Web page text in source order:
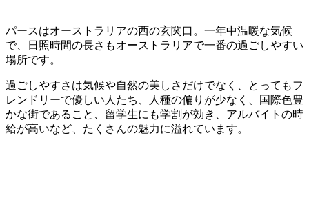
パースはオーストラリアの西の玄関口。一年中温暖な気候
で、日照時間の長さもオーストラリアで一番の過ごしやすい
場所です。
過ごしやすさは気候や自然の美しさだけでなく、とってもフ
レンドリーで優しい人たち、人種の偏りが少なく、国際色豊
かな街であること、留学生にも学割が効き、アルバイトの時
給が高いなど、たくさんの魅力に溢れています。